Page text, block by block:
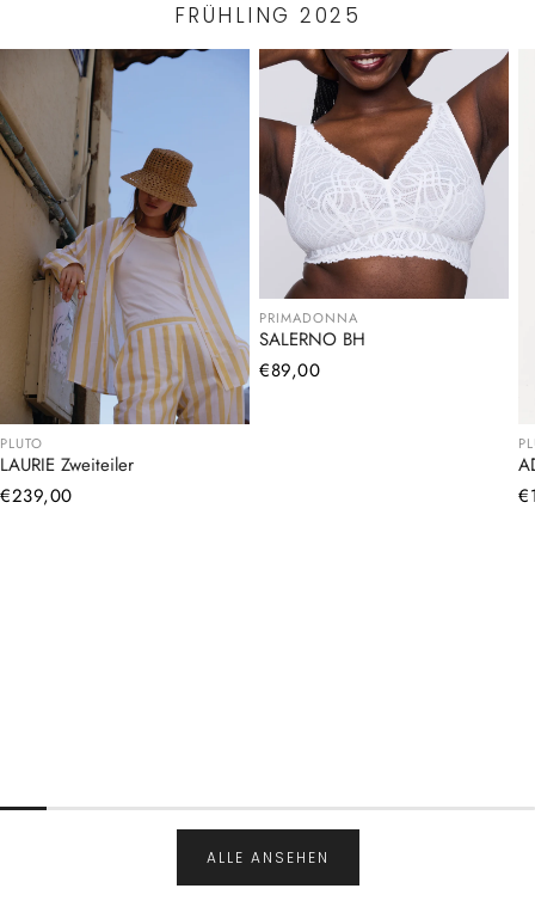
FRÜHLING 2025
PLUTO
LAURIE Zweiteiler
Normaler
€239,00
PRIMADONNA
SALERNO BH
Normaler
€89,00
ALLE ANSEHEN